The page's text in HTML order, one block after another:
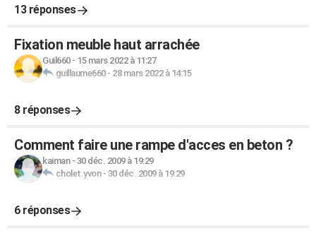
13 réponses
Fixation meuble haut arrachée
Guil660- 15 mars 2022 à 11:27
guillaume660- 28 mars 2022 à 14:15
8 réponses
Comment faire une rampe d'acces en beton ?
kaiman- 30 déc. 2009 à 19:29
cholet.yvon- 30 déc. 2009 à 19:29
6 réponses